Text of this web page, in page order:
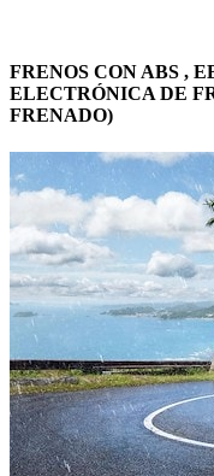
FRENOS CON ABS ,
ELECTRÓNICA DE
FRENADO)